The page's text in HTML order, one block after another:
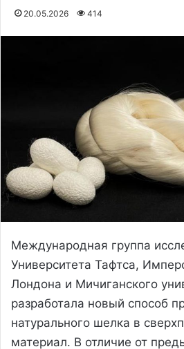
20.05.2026 414
Международная группа
Университета Тафтса,
Лондона и Мичиганского
разработала новый способ
натурального шелка в
материал. В отличие от